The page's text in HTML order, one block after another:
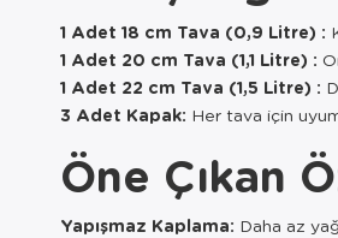
1 Adet 18 cm Tava (0,9 Litre) :
1 Adet 20 cm Tava (1,1 Litre) :
1 Adet 22 cm Tava (1,5 Litre) :
3 Adet Kapak: Her tava için
Öne Çıkan
Yapışmaz Kaplama: Daha az